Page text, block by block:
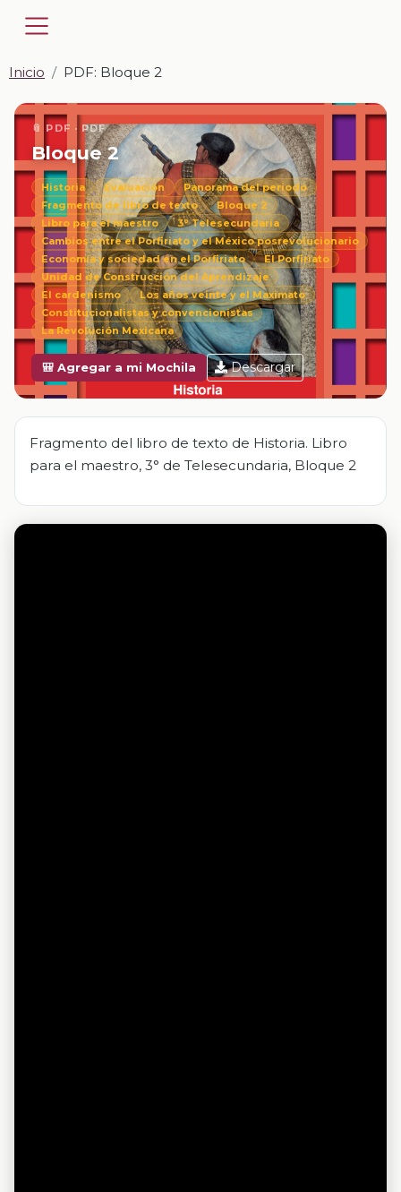
Inicio PDF: Bloque 2
📎 PDF · PDF
Bloque 2
Historia Evaluación
Panorama del periodo
Fragmento de libro de texto
Bloque 2
Libro para el maestro
3° Telesecundaria
Cambios entre el Porfiriato y el México posrevolucionario
Economía y sociedad en el Porfiriato
El Porfiriato
Unidad de Construcción del Aprendizaje
El cardenismo
Los años veinte y el Maximato
Constitucionalistas y convencionistas
La Revolución Mexicana
🎒 Agregar a mi Mochila Descargar
Fragmento del libro de texto de Historia. Libro
para el maestro, 3° de Telesecundaria, Bloque 2